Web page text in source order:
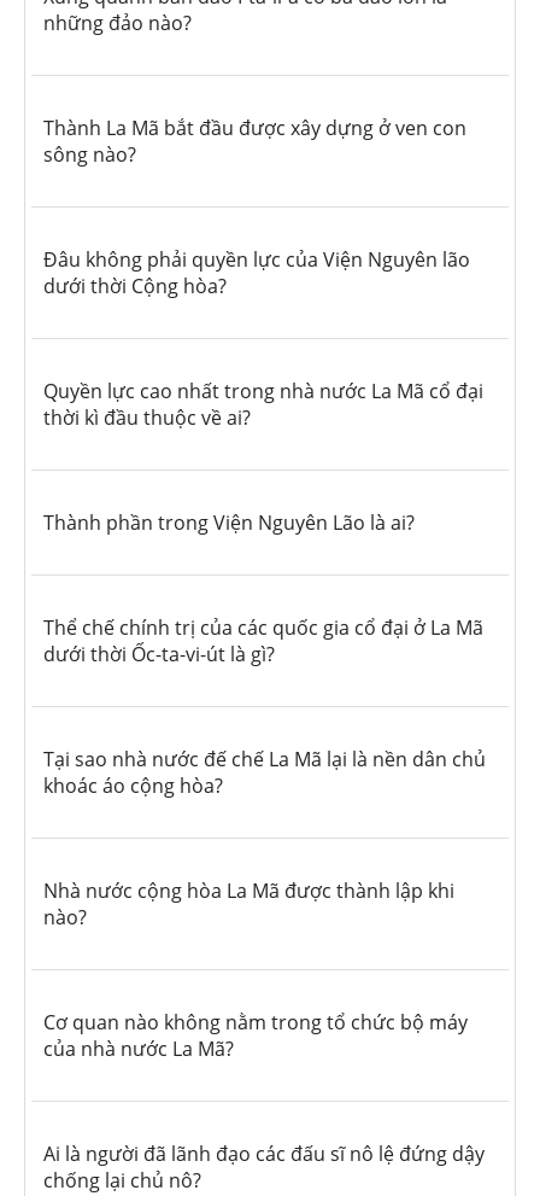
những đảo nào?
Thành La Mã bắt đầu được xây dựng ở ven con
sông nào?
Đâu không phải quyền lực của Viện Nguyên lão
dưới thời Cộng hòa?
Quyền lực cao nhất trong nhà nước La Mã cổ đại
thời kì đầu thuộc về ai?
Thành phần trong Viện Nguyên Lão là ai?
Thể chế chính trị của các quốc gia cổ đại ở La Mã
dưới thời Ốc-ta-vi-út là gì?
Tại sao nhà nước đế chế La Mã lại là nền dân chủ
khoác áo cộng hòa?
Nhà nước cộng hòa La Mã được thành lập khi
nào?
Cơ quan nào không nằm trong tổ chức bộ máy
của nhà nước La Mã?
Ai là người đã lãnh đạo các đấu sĩ nô lệ đứng dậy
chống lại chủ nô?